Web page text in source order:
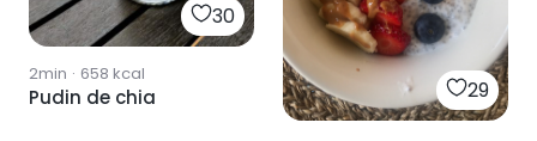
30
2min · 658 kcal
Pudin de chia 29